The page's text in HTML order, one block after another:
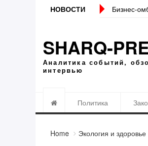
НОВОСТИ
банками Налоговому комитету Локация
SHARQ-
Аналитика событий,
интервью
Политика
Home Экология и здоровье